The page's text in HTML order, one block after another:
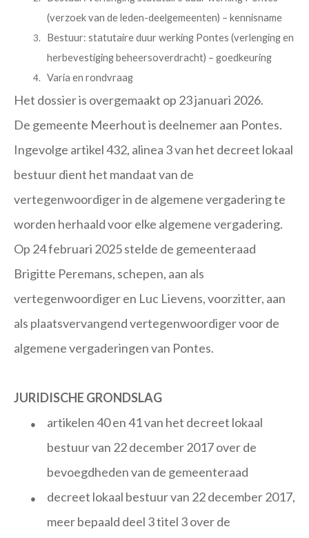
(verzoek van de leden-deelgemeenten) – kennisname
Bestuur: statutaire duur werking Pontes (verlenging en
herbevestiging beheersoverdracht) – goedkeuring
Varia en rondvraag
Het dossier is overgemaakt op 23 januari 2026.
De gemeente Meerhout is deelnemer aan Pontes.
Ingevolge artikel 432, alinea 3 van het decreet lokaal
bestuur dient het mandaat van de
vertegenwoordiger in de algemene vergadering te
worden herhaald voor elke algemene vergadering.
Op 24 februari 2025 stelde de gemeenteraad
Brigitte Peremans, schepen, aan als
vertegenwoordiger en Luc Lievens, voorzitter, aan
als plaatsvervangend vertegenwoordiger voor de
algemene vergaderingen van Pontes.
JURIDISCHE GRONDSLAG
●
artikelen 40 en 41 van het decreet lokaal
bestuur van 22 december 2017 over de
bevoegdheden van de gemeenteraad
●
decreet lokaal bestuur van 22 december 2017,
meer bepaald deel 3 titel 3 over de